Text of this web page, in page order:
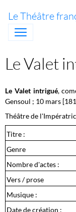
Le Théâtre
Le Valet
Le Valet intrigué,
Gensoul ; 10 mars
Théâtre de
Titre :
Genre
Nombre d'actes :
Vers / prose
Musique :
Date de création :